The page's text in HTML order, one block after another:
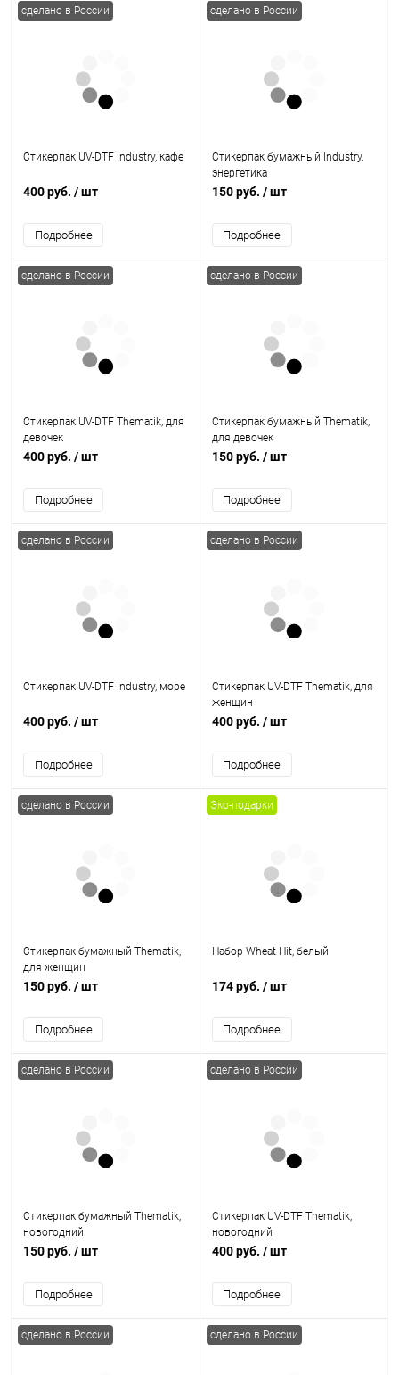
сделано в России
Стикерпак UV-DTF Industry, кафе
400 руб. / шт
Подробнее
сделано в России
Стикерпак бумажный Industry,
энергетика
150 руб. / шт
Подробнее
сделано в России
Стикерпак UV-DTF Thematik, для
девочек
400 руб. / шт
Подробнее
сделано в России
Стикерпак бумажный Thematik,
для девочек
150 руб. / шт
Подробнее
сделано в России
Стикерпак UV-DTF Industry, море
400 руб. / шт
Подробнее
сделано в России
Стикерпак UV-DTF Thematik, для
женщин
400 руб. / шт
Подробнее
сделано в России
Стикерпак бумажный Thematik,
для женщин
150 руб. / шт
Подробнее
Эко-подарки
Набор Wheat Hit, белый
174 руб. / шт
Подробнее
сделано в России
Стикерпак бумажный Thematik,
новогодний
150 руб. / шт
Подробнее
сделано в России
Стикерпак UV-DTF Thematik,
новогодний
400 руб. / шт
Подробнее
сделано в России сделано в России